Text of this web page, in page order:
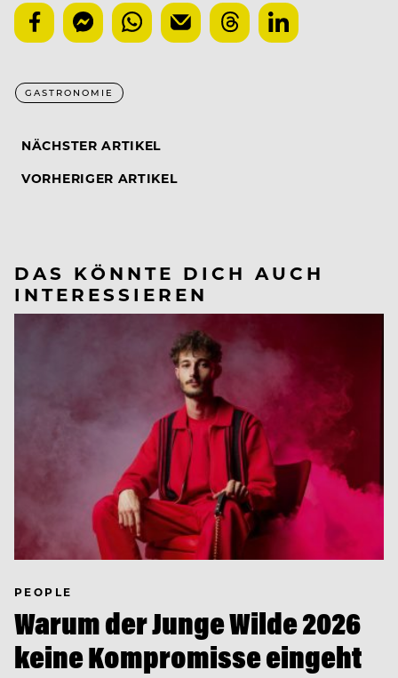
GASTRONOMIE
NÄCHSTER ARTIKEL
VORHERIGER ARTIKEL
DAS KÖNNTE DICH AUCH
INTERESSIEREN
PEOPLE
Warum der Junge Wilde 2026
keine Kompromisse eingeht